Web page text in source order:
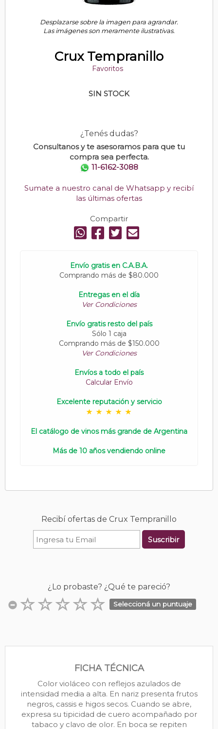
Desplazarse sobre la imagen para agrandar.
Las imágenes son meramente ilustrativas.
Crux Tempranillo
Favoritos
SIN STOCK
¿Tenés dudas?
Consultanos y te asesoramos para que tu
compra sea perfecta.
11-6162-3088
Sumate a nuestro canal de Whatsapp y recibí
las últimas ofertas
Compartir
Envío gratis en C.A.B.A.
Comprando más de $80.000
Entregas en el día
Ver Condiciones
Envío gratis resto del país
Sólo 1 caja
Comprando más de $150.000
Ver Condiciones
Envíos a todo el país
Calcular Envío
Excelente reputación y servicio
El catálogo de vinos más grande de Argentina
Más de 10 años vendiendo online
Recibí ofertas de Crux Tempranillo
Suscribir
¿Lo probaste? ¿Qué te pareció?
Seleccioná un puntuaje
FICHA TÉCNICA
Color violáceo con reflejos azulados de
intensidad media a alta. En nariz presenta frutos
negros, cassis e higos secos. Cuando se abre,
expresa su tipicidad de cuero acompañado por
tabaco y clavo de olor. En boca se repiten